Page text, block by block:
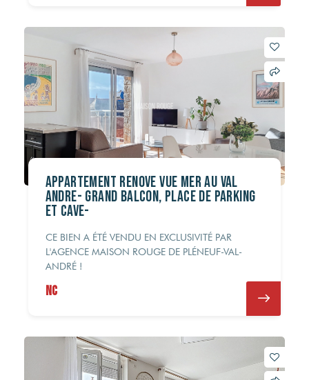
APPARTEMENT RENOVE VUE MER AU VAL
ANDRE- grand balcon, place de parking
et cave-
CE BIEN A ÉTÉ VENDU EN EXCLUSIVITÉ PAR
L'AGENCE MAISON ROUGE DE PLÉNEUF-VAL-
ANDRÉ !
NC